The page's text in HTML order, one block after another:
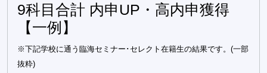
9科目合計 内申UP・高内申獲得
【一例】
※下記学校に通う臨海セミナー･セレクト在籍生の結果です。(一部
抜粋)